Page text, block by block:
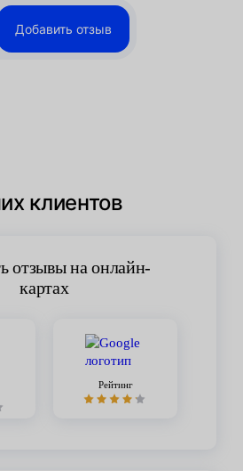
Добавить отзыв
клиентов
отзывы на онлайн-
картах
Рейтинг